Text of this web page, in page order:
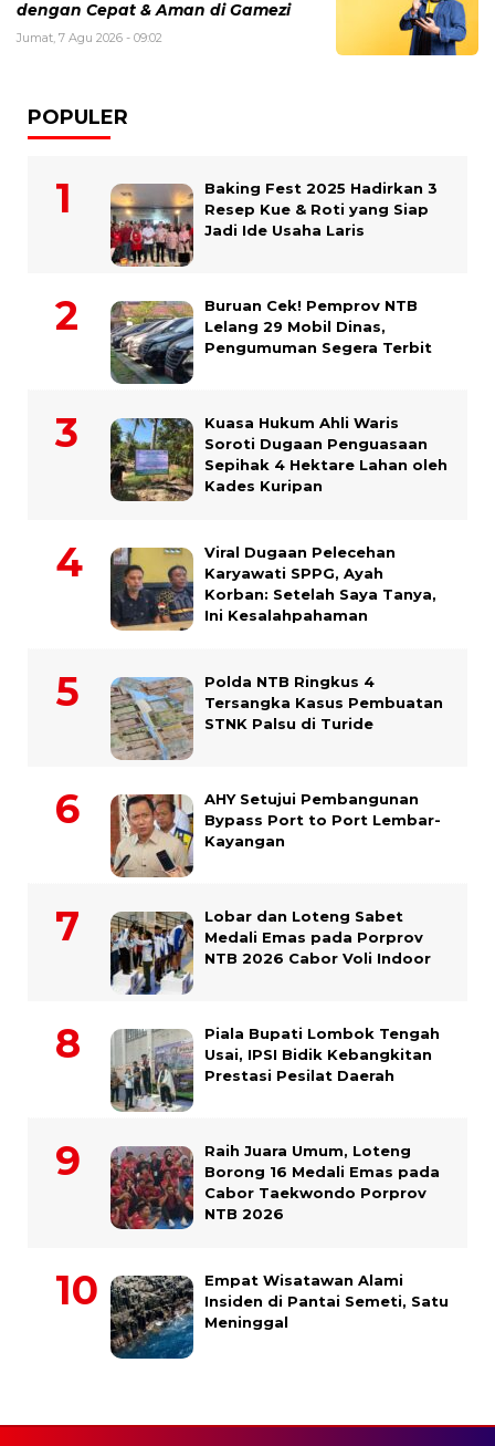
dengan Cepat & Aman di Gamezi
Jumat, 7 Agu 2026 - 09:02
POPULER
Baking Fest 2025 Hadirkan 3
Resep Kue & Roti yang Siap
Jadi Ide Usaha Laris
Buruan Cek! Pemprov NTB
Lelang 29 Mobil Dinas,
Pengumuman Segera Terbit
Kuasa Hukum Ahli Waris
Soroti Dugaan Penguasaan
Sepihak 4 Hektare Lahan oleh
Kades Kuripan
Viral Dugaan Pelecehan
Karyawati SPPG, Ayah
Korban: Setelah Saya Tanya,
Ini Kesalahpahaman
Polda NTB Ringkus 4
Tersangka Kasus Pembuatan
STNK Palsu di Turide
AHY Setujui Pembangunan
Bypass Port to Port Lembar-
Kayangan
Lobar dan Loteng Sabet
Medali Emas pada Porprov
NTB 2026 Cabor Voli Indoor
Piala Bupati Lombok Tengah
Usai, IPSI Bidik Kebangkitan
Prestasi Pesilat Daerah
Raih Juara Umum, Loteng
Borong 16 Medali Emas pada
Cabor Taekwondo Porprov
NTB 2026
Empat Wisatawan Alami
Insiden di Pantai Semeti, Satu
Meninggal